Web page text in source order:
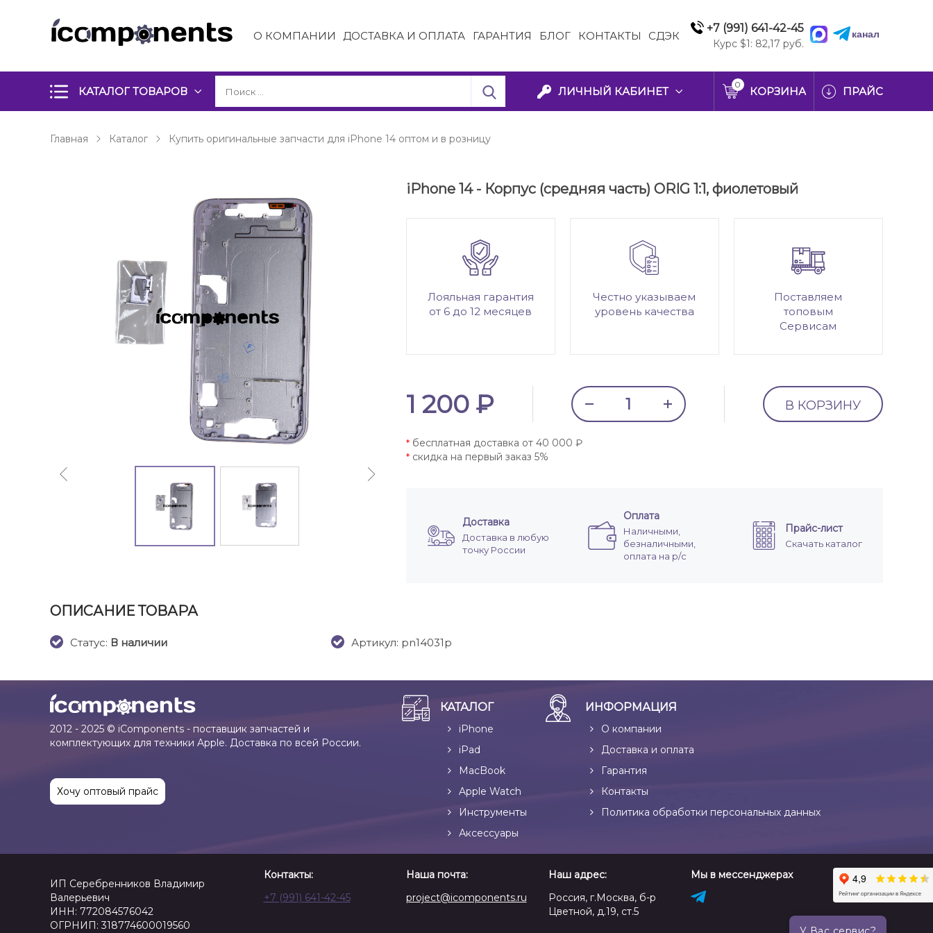
О КОМПАНИИ ДОСТАВКА И ОПЛАТА ГАРАНТИЯ БЛОГ КОНТАКТЫ СДЭК
+7 (991) 641-42-45
Курс $1: 82,17 руб.
канал
КАТАЛОГ ТОВАРОВ ЛИЧНЫЙ КАБИНЕТ
0
КОРЗИНА ПРАЙС
Главная Каталог Купить оригинальные запчасти для iPhone 14 оптом и в розницу
iPhone 14 - Корпус (средняя часть) ORIG 1:1, фиолетовый
Лояльная гарантия
от 6 до 12 месяцев
Честно указываем
уровень качества
Поставляем
топовым
Сервисам
1 200 ₽ В КОРЗИНУ
*бесплатная доставка от 40 000 ₽
*скидка на первый заказ 5%
Доставка
Доставка в любую
точку России
Оплата
Наличными,
безналичными,
оплата на р/с
Прайс-лист
Скачать каталог
ОПИСАНИЕ ТОВАРА
Cтатус: В наличии Артикул: pn14031p
2012 - 2025 © iComponents - поставщик запчастей и
комплектующих для техники Apple. Доставка по всей России.
Хочу оптовый прайс
КАТАЛОГ
iPhone
iPad
MacBook
Apple Watch
Инструменты
Аксессуары
ИНФОРМАЦИЯ
О компании
Доставка и оплата
Гарантия
Контакты
Политика обработки персональных данных
ИП Серебренников Владимир
Валерьевич
ИНН: 772084576042
ОГРНИП: 318774600019560
Контакты:
+7 (991) 641-42-45
Наша почта:
project@icomponents.ru
Наш адрес:
Россия, г.Москва, б-р
Цветной, д.19, ст.5
Мы в мессенджерах